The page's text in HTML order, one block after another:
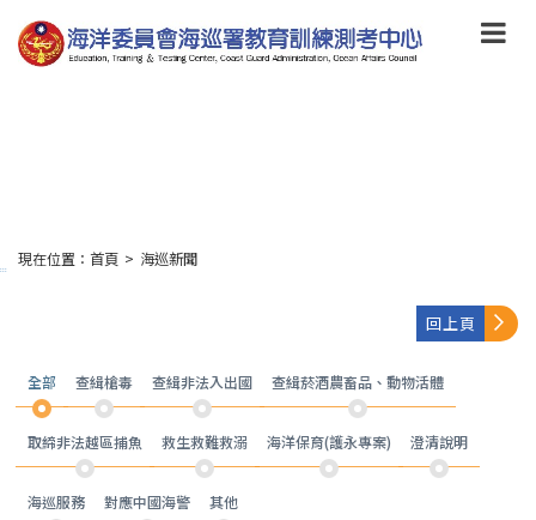
到
主
要
:::
現在位置： 首頁 > 海巡新聞
回上頁
全部 查緝槍毒 查緝非法入出國 查緝菸酒農畜品、動物活體
取締非法越區捕魚 救生救難救溺 海洋保育(護永專案) 澄清說明
海巡服務 對應中國海警 其他